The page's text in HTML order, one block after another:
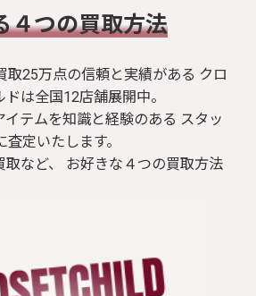
４つの買取方法
取25万点の信頼と実績がある クロ
は全国12店舗展開中。
イテムを知識と経験のある スタッ
定いたします。
取など、 お好きな４つの買取方法